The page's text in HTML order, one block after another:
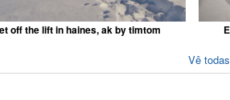
off the lift in haines, ak by timtom
Vê